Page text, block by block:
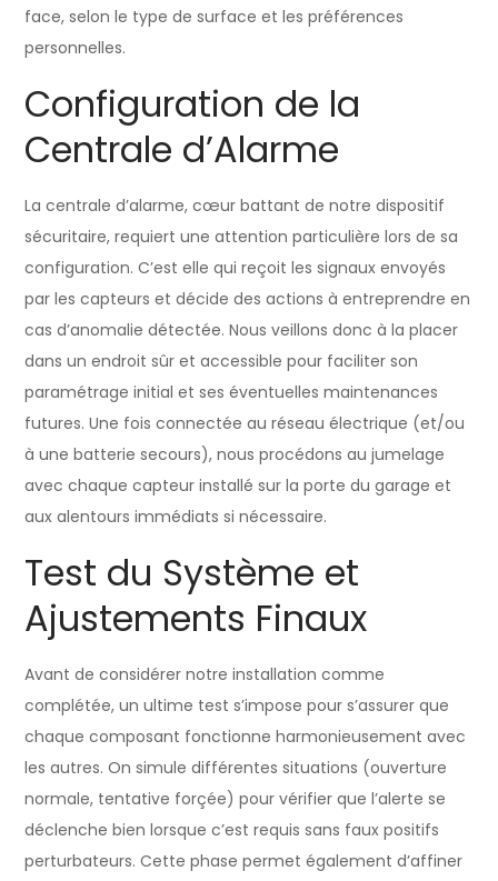
face, selon le type de surface et les préférences
personnelles.
Configuration de la
Centrale d’Alarme
La centrale d’alarme, cœur battant de notre dispositif
sécuritaire, requiert une attention particulière lors de sa
configuration. C’est elle qui reçoit les signaux envoyés
par les capteurs et décide des actions à entreprendre en
cas d’anomalie détectée. Nous veillons donc à la placer
dans un endroit sûr et accessible pour faciliter son
paramétrage initial et ses éventuelles maintenances
futures. Une fois connectée au réseau électrique (et/ou
à une batterie secours), nous procédons au jumelage
avec chaque capteur installé sur la porte du garage et
aux alentours immédiats si nécessaire.
Test du Système et
Ajustements Finaux
Avant de considérer notre installation comme
complétée, un ultime test s’impose pour s’assurer que
chaque composant fonctionne harmonieusement avec
les autres. On simule différentes situations (ouverture
normale, tentative forçée) pour vérifier que l’alerte se
déclenche bien lorsque c’est requis sans faux positifs
perturbateurs. Cette phase permet également d’affiner